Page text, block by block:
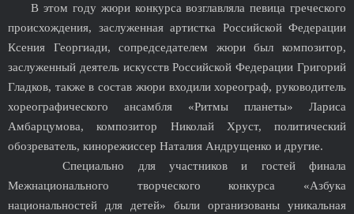
В этом году жюри конкурса возглавляла певица греческого
происхождения, заслуженная артистка Российской Федерации
Ксения Георгиади, сопредседателем жюри был композитор,
заслуженный деятель искусств Российской Федерации Григорий
Гладков, также в состав жюри входили хореограф, руководитель
хореографического ансамбля «Ритмы планеты» Лариса
Амбарцумова, композитор Николай Хруст, политический
обозреватель, кинорежиссер Наталия Андрущенко и другие.
Специально для участников и гостей финала
Межнационального творческого конкурса «Азбука
национальностей для детей» были организованы уникальная